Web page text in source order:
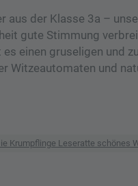
aus der Klasse 3a –
gute Stimmung
einen gruseligen und
Witzeautomaten und
Krumpflinge Leseratte